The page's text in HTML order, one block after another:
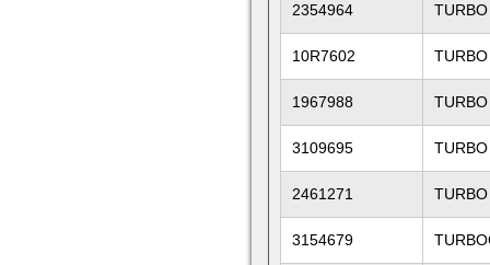
2354964
10R7602
1967988
3109695
2461271
3154679